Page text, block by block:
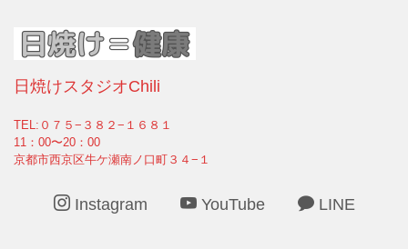
日焼けスタジオChili
TEL:０７５−３８２−１６８１
11：00〜20：00
京都市西京区牛ケ瀬南ノ口町３４−１
Instagram YouTube LINE